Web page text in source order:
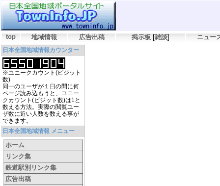
top 地域情報 広告出稿 掲示板 [雑談] ニュー
日本全国地域情報カウンター
※ユニークカウント(ビジット
数)
同一のユーザが１日の間に何
ページ読み込もうと、ユニー
クカウント(ビジット数)は1と
数える方法。実際の閲覧ユー
ザ数に近い人数を数える事が
できます。
日本全国地域情報 メニュー
ホーム
リンク集
鉄道駅別リンク集
広告出稿